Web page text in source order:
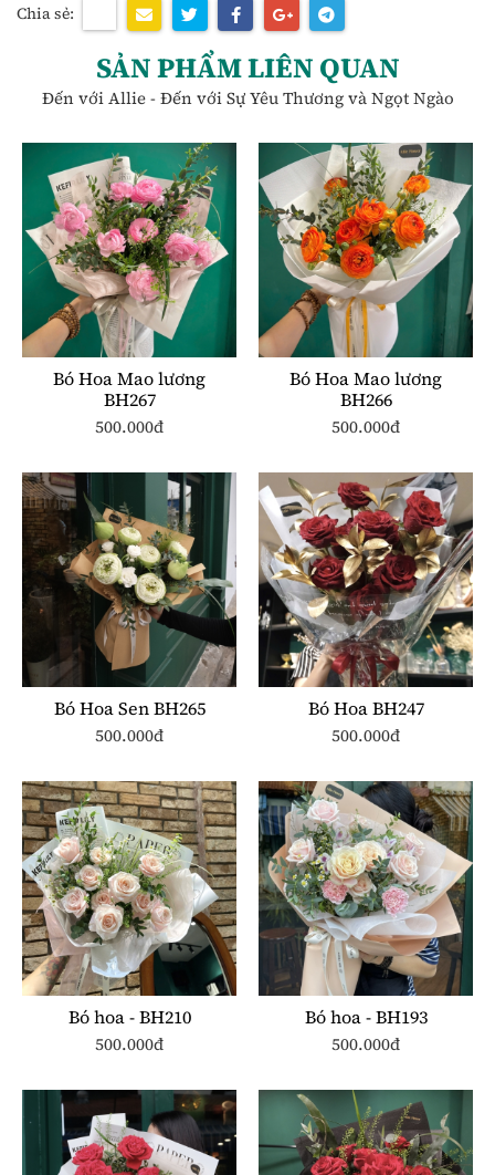
Chia sẻ:
SẢN PHẨM LIÊN QUAN
Đến với Allie - Đến với Sự Yêu Thương và Ngọt Ngào
Bó Hoa Mao lương
BH267
500.000đ
Bó Hoa Mao lương
BH266
500.000đ
Bó Hoa Sen BH265
500.000đ
Bó Hoa BH247
500.000đ
Bó hoa - BH210
500.000đ
Bó hoa - BH193
500.000đ